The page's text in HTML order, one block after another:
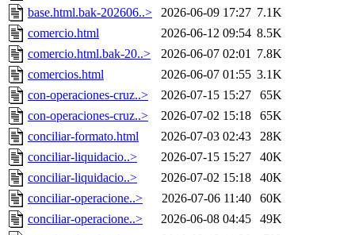
base.html.bak-202606..>
2026-06-09 17:27 7.1K
comercio.html
2026-06-12 09:54 8.5K
comercio.html.bak-20..>
2026-06-07 02:01 7.8K
comercios.html
2026-06-07 01:55 3.1K
con-operaciones-cruz..>
2026-07-15 15:27
65K
con-operaciones-cruz..>
2026-07-02 15:18
65K
conciliar-formato.html
2026-07-03 02:43
28K
conciliar-liquidacio..>
2026-07-15 15:27
40K
conciliar-liquidacio..>
2026-07-02 15:18
40K
conciliar-operacione..>
2026-07-06 11:40
60K
conciliar-operacione..>
2026-06-08 04:45
49K